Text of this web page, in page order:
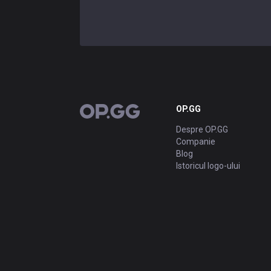
OP.GG OP.GG
Despre OP.GG
Companie
Blog
Istoricul logo-ului